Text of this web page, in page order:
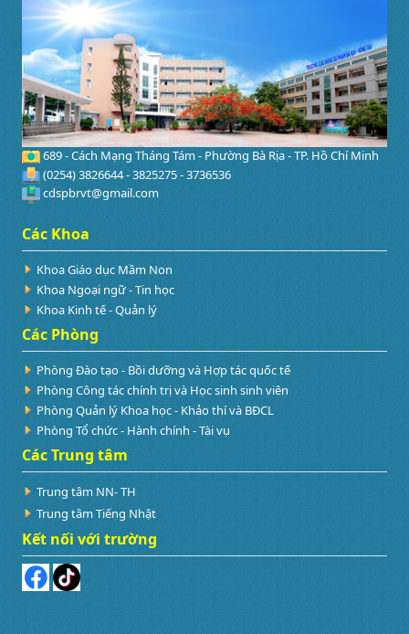
689 - Cách Mạng Tháng Tám - Phường Bà Rịa - TP. Hồ Chí Minh
(0254) 3826644 - 3825275 - 3736536
cdspbrvt@gmail.com
Các Khoa
Khoa Giáo dục Mầm Non
Khoa Ngoại ngữ - Tin học
Khoa Kinh tế - Quản lý
Các Phòng
Phòng Đào tạo - Bồi dưỡng và Hợp tác quốc tế
Phòng Công tác chính trị và Học sinh sinh viên
Phòng Quản lý Khoa học - Khảo thí và BĐCL
Phòng Tổ chức - Hành chính - Tài vụ
Các Trung tâm
Trung tâm NN- TH
Trung tâm Tiếng Nhật
Kết nối với trường